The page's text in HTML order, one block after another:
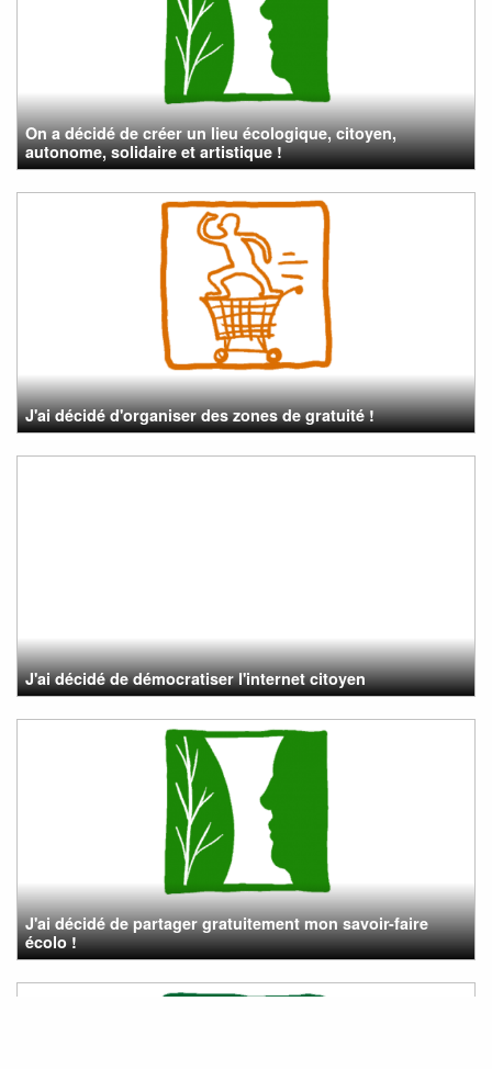
On a décidé de créer un lieu écologique, citoyen,
autonome, solidaire et artistique !
J'ai décidé d'organiser des zones de gratuité !
J'ai décidé de démocratiser l'internet citoyen
J'ai décidé de partager gratuitement mon savoir-faire
écolo !